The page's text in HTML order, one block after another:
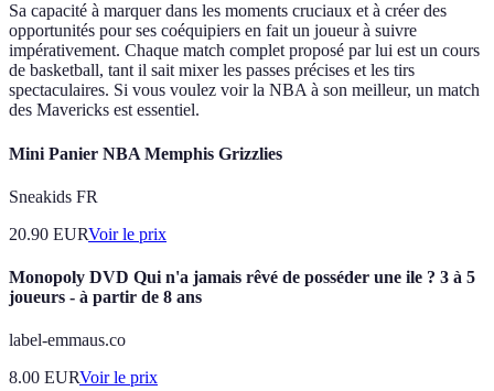
Sa capacité à marquer dans les moments cruciaux et à créer des
opportunités pour ses coéquipiers en fait un joueur à suivre
impérativement. Chaque match complet proposé par lui est un cours
de basketball, tant il sait mixer les passes précises et les tirs
spectaculaires. Si vous voulez voir la NBA à son meilleur, un match
des Mavericks est essentiel.
Mini Panier NBA Memphis Grizzlies
Sneakids FR
20.90 EURVoir le prix
Monopoly DVD Qui n'a jamais rêvé de posséder une ile ? 3 à 5
joueurs - à partir de 8 ans
label-emmaus.co
8.00 EURVoir le prix